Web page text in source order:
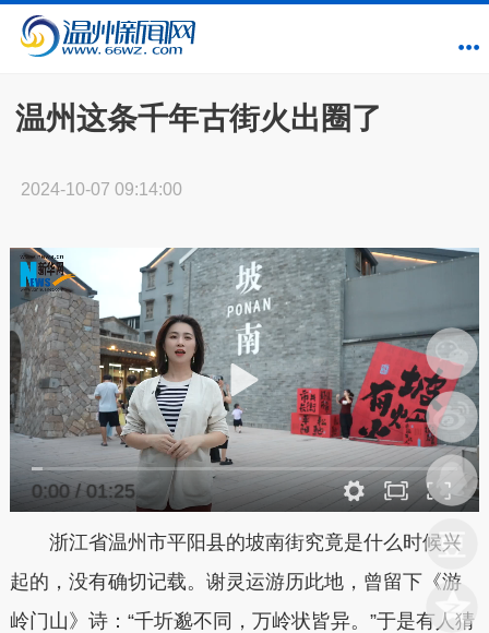
温州这条千年古街火出圈了
2024-10-07 09:14:00
0:00/01:25
浙江省温州市平阳县的坡南街究竟是什么时候兴
起的，没有确切记载。谢灵运游历此地，曾留下《游
岭门山》诗：“千圻邈不同，万岭状皆异。”于是有人猜